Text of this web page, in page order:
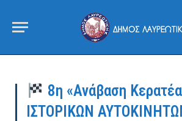
8η «Ανάβαση
ΙΣΤΟΡΙΚΩΝ